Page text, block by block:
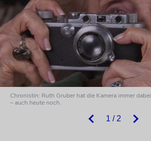
1 / 2
Chronistin: Ruth Gruber hat die Kamera immer dabei
– auch heute noch.